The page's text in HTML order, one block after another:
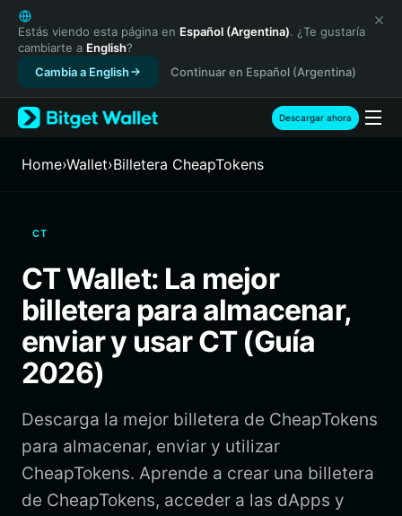
English
日本語
Tiếng Việt
Русский
Español (Latinoamérica)
Türkçe
Français
繁體中文
Bahasa Indonesia
ภาษาไทย
Español
Português (Brasil)
Estás viendo esta página en Español (Argentina). ¿Te gustaría
cambiarte a English?
Cambia a English
Continuar en Español (Argentina)
Descargar ahora
Home›Wallet›Billetera CheapTokens
CT
CT Wallet: La mejor
billetera para almacenar,
enviar y usar CT (Guía
2026)
Descarga la mejor billetera de CheapTokens
para almacenar, enviar y utilizar
CheapTokens. Aprende a crear una billetera
de CheapTokens, acceder a las dApps y